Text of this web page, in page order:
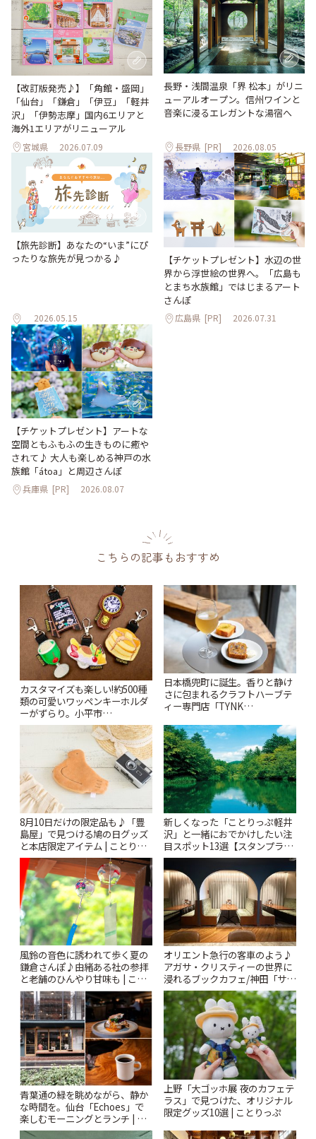
【改訂版発売♪】「角館・盛岡」
「仙台」「鎌倉」「伊豆」「軽井
沢」「伊勢志摩」国内6エリアと
海外1エリアがリニューアル
宮城県 2026.07.09
長野・浅間温泉「界 松本」がリニ
ューアルオープン。信州ワインと
音楽に浸るエレガントな湯宿へ
長野県 [PR] 2026.08.05
【旅先診断】あなたの“いま”にぴ
ったりな旅先が見つかる♪
2026.05.15
【チケットプレゼント】水辺の世
界から浮世絵の世界へ。「広島も
とまち水族館」ではじまるアート
さんぽ
広島県 [PR] 2026.07.31
【チケットプレゼント】アートな
空間ともふもふの生きものに癒や
されて♪ 大人も楽しめる神戸の水
族館「átoa」と周辺さんぽ
兵庫県 [PR] 2026.08.07
こちらの記事もおすすめ
カスタマイズも楽しい!約500種
類の可愛いワッペンキーホルダ
ーがずらり。小平市
「Kimamaya T&K」 | ことりっ
日本橋兜町に誕生。香りと静け
さに包まれるクラフトハーブテ
ィー専門店「TYNK
8月10日だけの限定品も♪「豊
島屋」で見つける鳩の日グッズ
と本店限定アイテム | ことりっ
ぷ
新しくなった「ことりっぷ軽井
沢」と一緒におでかけしたい注
目スポット13選【スタンプラリ
ー開催中】 | ことりっぷ
風鈴の音色に誘われて歩く夏の
鎌倉さんぽ♪由緒ある社の参拝
と老舗のひんやり甘味も | こと
りっぷ
オリエント急行の客車のよう♪
アガサ・クリスティーの世界に
浸れるブックカフェ/神田「サロ
ンクリスティ」 | ことりっぷ
青葉通の緑を眺めながら、静か
な時間を。仙台「Echoes」で
楽しむモーニングとランチ | こ
とりっぷ
上野「大ゴッホ展 夜のカフェテ
ラス」で見つけた、オリジナル
限定グッズ10選 | ことりっぷ